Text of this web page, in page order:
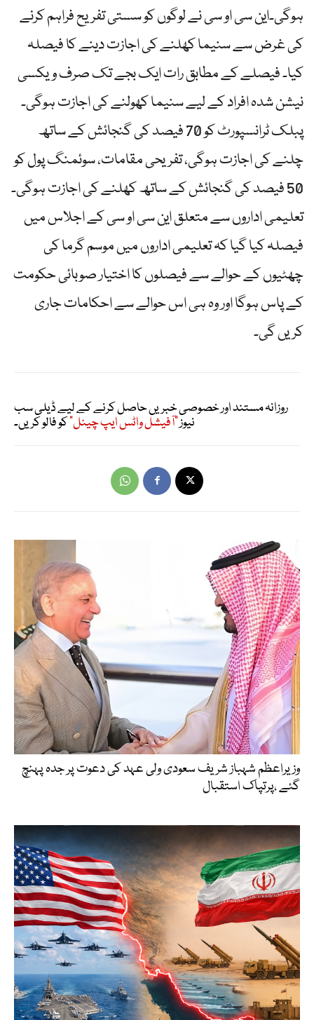
ہوگی۔این سی او سی نے لوگوں کو سستی تفریح فراہم کرنے
کی غرض سے سنیما کھلنے کی اجازت دینے کا فیصلہ
کیا۔ فیصلے کے مطابق رات ایک بجے تک صرف ویکسی
نیشن شدہ افراد کے لیے سنیما کھولنے کی اجازت ہوگی۔
پبلک ٹرانسپورٹ کو 70 فیصد کی گنجائش کے ساتھ
چلنے کی اجازت ہوگی، تفریحی مقامات، سوئمنگ پول کو
50 فیصد کی گنجائش کے ساتھ کھلنے کی اجازت ہوگی۔
تعلیمی اداروں سے متعلق این سی او سی کے اجلاس میں
فیصلہ کیا گیا کہ تعلیمی اداروں میں موسم گرما کی
چھٹیوں کے حوالے سے فیصلوں کا اختیار صوبائی حکومت
کے پاس ہوگا اور وہ ہی اس حوالے سے احکامات جاری
کریں گی۔
روزانہ مستند اور خصوصی خبریں حاصل کرنے کے لیے ڈیلی سب
نیوز"آفیشل واٹس ایپ چینل"کو فالو کریں۔
وزیراعظم شہباز شریف سعودی ولی عہد کی دعوت پر جدہ پہنچ
گئے ،پرتپاک استقبال